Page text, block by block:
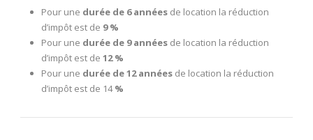
Pour une durée de 6 années de location la réduction
d’impôt est de 9 %
Pour une durée de 9 années de location la réduction
d’impôt est de 12 %
Pour une durée de 12 années de location la réduction
d’impôt est de 14%